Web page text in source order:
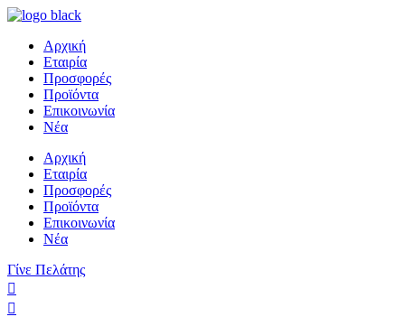
Αρχική
Εταιρία
Προσφορές
Προϊόντα
Επικοινωνία
Νέα
Αρχική
Εταιρία
Προσφορές
Προϊόντα
Επικοινωνία
Νέα
Γίνε Πελάτης